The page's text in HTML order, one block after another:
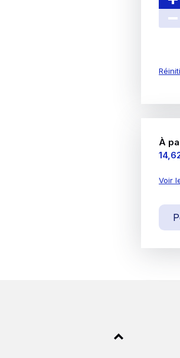
À
Prix
Voir